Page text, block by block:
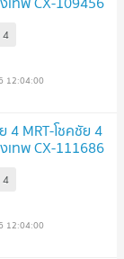
ออาชีพ
4
12:04:00
4 MRT-โชคชัย 4
เทพ CX-111686
ออาชีพ
4
12:04:00